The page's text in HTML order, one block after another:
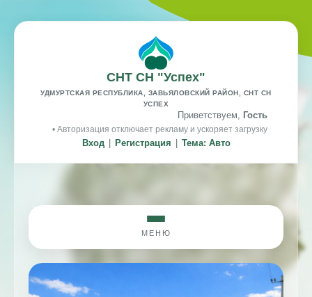
СНТ СН "Успех"
УДМУРТСКАЯ РЕСПУБЛИКА, ЗАВЬЯЛОВСКИЙ РАЙОН, СНТ СН
УСПЕХ
Приветствуем, Гость
• Авторизация отключает рекламу и ускоряет загрузку
Вход Регистрация Тема: Авто
МЕНЮ